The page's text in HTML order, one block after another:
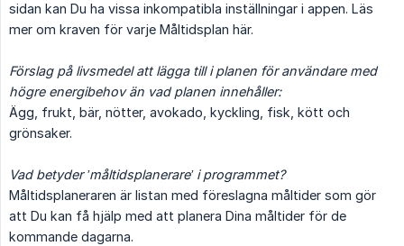
sidan kan Du ha vissa inkompatibla inställningar i appen. Läs
mer om kraven för varje Måltidsplan här.
Förslag på livsmedel att lägga till i planen för användare med
högre energibehov än vad planen innehåller:
Ägg, frukt, bär, nötter, avokado, kyckling, fisk, kött och
grönsaker.
Vad betyder ’måltidsplanerare’ i programmet?
Måltidsplaneraren är listan med föreslagna måltider som gör
att Du kan få hjälp med att planera Dina måltider för de
kommande dagarna.